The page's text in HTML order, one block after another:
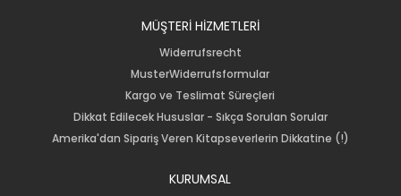
MÜŞTERİ HİZMETLERİ
Widerrufsrecht
MusterWiderrufsformular
Kargo ve Teslimat Süreçleri
Dikkat Edilecek Hususlar - Sıkça Sorulan Sorular
Amerika'dan Sipariş Veren Kitapseverlerin Dikkatine (!)
KURUMSAL